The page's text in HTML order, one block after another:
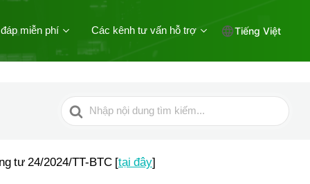
miễn phí Các kênh tư vấn hỗ trợ Tiếng Việt
Tìm
kiếm
tư 24/2024/TT-BTC [tại đây]